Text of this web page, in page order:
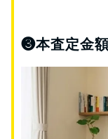
❸本査定金